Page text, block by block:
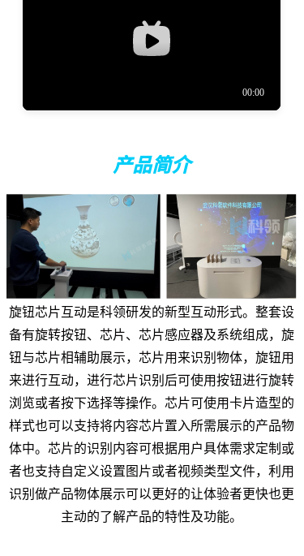
产品简介
旋钮芯片互动是科领研发的新型互动形式。整套设
备有旋转按钮、芯片、芯片感应器及系统组成，旋
钮与芯片相辅助展示，芯片用来识别物体，旋钮用
来进行互动，进行芯片识别后可使用按钮进行旋转
浏览或者按下选择等操作。芯片可使用卡片造型的
样式也可以支持将内容芯片置入所需展示的产品物
体中。芯片的识别内容可根据用户具体需求定制或
者也支持自定义设置图片或者视频类型文件，利用
识别做产品物体展示可以更好的让体验者更快也更
主动的了解产品的特性及功能。